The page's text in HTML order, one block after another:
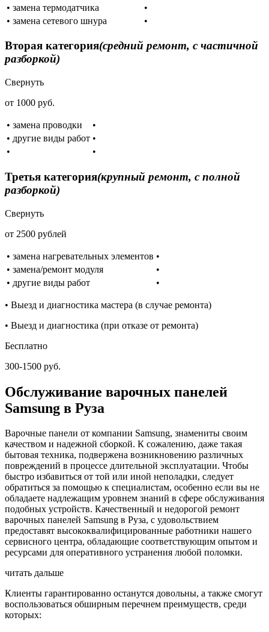
• замена термодатчика
•
• замена сетевого шнура
•
Вторая категория(средний ремонт, с частичной
разборкой)
Свернуть
от 1000 руб.
• замена проводки
•
• другие виды работ •
•
•
Третья категория(крупный ремонт, с полной
разборкой)
Свернуть
от 2500 рублей
• замена нагревательных элементов •
• замена/ремонт модуля
•
• другие виды работ
•
• Выезд и диагностика мастера (в случае ремонта)
• Выезд и диагностика (при отказе от ремонта)
Бесплатно
300-1500 руб.
Обслуживание варочных панелей
Samsung в Руза
Варочные панели от компании Samsung, знамениты своим
качеством и надежной сборкой. К сожалению, даже такая
бытовая техника, подвержена возникновению различных
повреждений в процессе длительной эксплуатации. Чтобы
быстро избавиться от той или иной неполадки, следует
обратиться за помощью к специалистам, особенно если вы не
обладаете надлежащим уровнем знаний в сфере обслуживания
подобных устройств. Качественный и недорогой ремонт
варочных панелей Samsung в Руза, с удовольствием
предоставят высококвалифицированные работники нашего
сервисного центра, обладающие соответствующим опытом и
ресурсами для оперативного устранения любой поломки.
читать дальше
Клиенты гарантированно останутся довольны, а также смогут
воспользоваться обширным перечнем преимуществ, среди
которых: